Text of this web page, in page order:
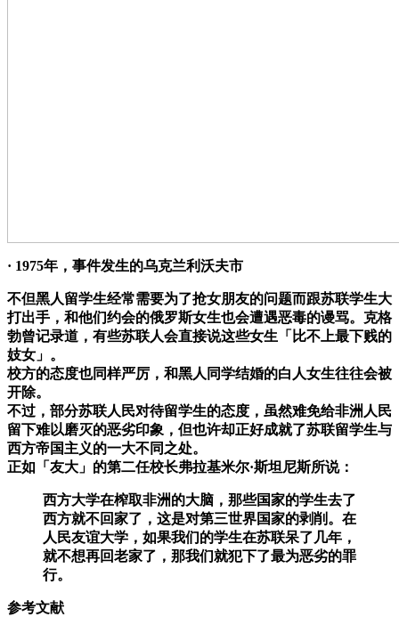
· 1975年，事件发生的乌克兰利沃夫市
不但黑人留学生经常需要为了抢女朋友的问题而跟苏联学生大
打出手，和他们约会的俄罗斯女生也会遭遇恶毒的谩骂。克格
勃曾记录道，有些苏联人会直接说这些女生「比不上最下贱的
妓女」。
校方的态度也同样严厉，和黑人同学结婚的白人女生往往会被
开除。
不过，部分苏联人民对待留学生的态度，虽然难免给非洲人民
留下难以磨灭的恶劣印象，但也许却正好成就了苏联留学生与
西方帝国主义的一大不同之处。
正如「友大」的第二任校长弗拉基米尔·斯坦尼斯所说：
西方大学在榨取非洲的大脑，那些国家的学生去了
西方就不回家了，这是对第三世界国家的剥削。在
人民友谊大学，如果我们的学生在苏联呆了几年，
就不想再回老家了，那我们就犯下了最为恶劣的罪
行。
参考文献